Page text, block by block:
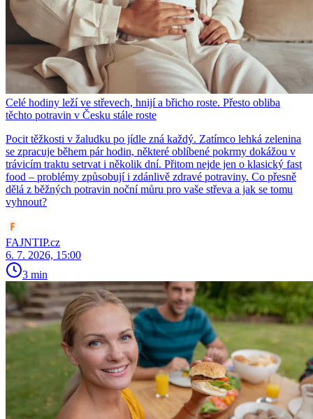
Celé hodiny leží ve střevech, hnijí a břicho roste. Přesto obliba
těchto potravin v Česku stále roste
Pocit těžkosti v žaludku po jídle zná každý. Zatímco lehká zelenina
se zpracuje během pár hodin, některé oblíbené pokrmy dokážou v
trávicím traktu setrvat i několik dní. Přitom nejde jen o klasický fast
food – problémy způsobují i zdánlivě zdravé potraviny. Co přesně
dělá z běžných potravin noční můru pro vaše střeva a jak se tomu
vyhnout?
FAJNTIP.cz
6. 7. 2026, 15:00
3 min